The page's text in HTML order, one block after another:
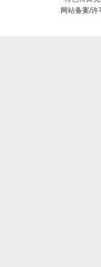
网站备案/